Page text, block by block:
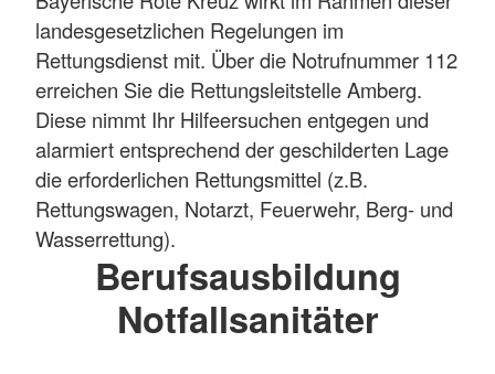
landesgesetzlichen Regelungen im
Rettungsdienst mit. Über die Notrufnummer 112
erreichen Sie die Rettungsleitstelle Amberg.
Diese nimmt Ihr Hilfeersuchen entgegen und
alarmiert entsprechend der geschilderten Lage
die erforderlichen Rettungsmittel (z.B.
Rettungswagen, Notarzt, Feuerwehr, Berg- und
Wasserrettung).
Berufsausbildung
Notfallsanitäter